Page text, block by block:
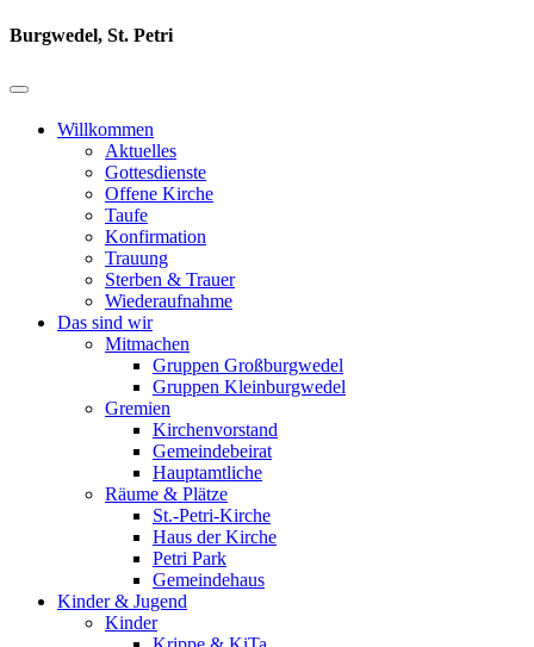
Burgwedel, St. Petri
Willkommen
Aktuelles
Gottesdienste
Offene Kirche
Taufe
Konfirmation
Trauung
Sterben & Trauer
Wiederaufnahme
Das sind wir
Mitmachen
Gruppen Großburgwedel
Gruppen Kleinburgwedel
Gremien
Kirchenvorstand
Gemeindebeirat
Hauptamtliche
Räume & Plätze
St.-Petri-Kirche
Haus der Kirche
Petri Park
Gemeindehaus
Kinder & Jugend
Kinder